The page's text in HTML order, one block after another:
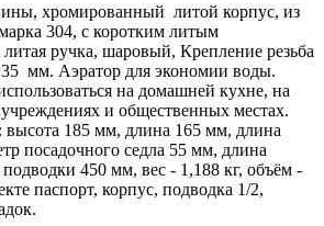
хромированный литой корпус, из
304, с коротким литым
ручка, шаровый, Крепление резьба
мм. Аэратор для экономии воды.
на домашней кухне, на
и общественных местах.
высота 185 мм, длина 165 мм, длина
посадочного седла 55 мм, длина
450 мм, вес - 1,188 кг, объём -
паспорт, корпус, подводка 1/2,